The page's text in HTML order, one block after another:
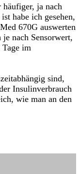
häufiger, ja nach
habe ich gesehen,
670G auswerten
nach Sensorwert,
im
sind,
Insulinverbrauch
wie man an den